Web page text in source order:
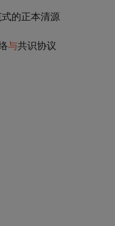
的正本清源
与共识协议